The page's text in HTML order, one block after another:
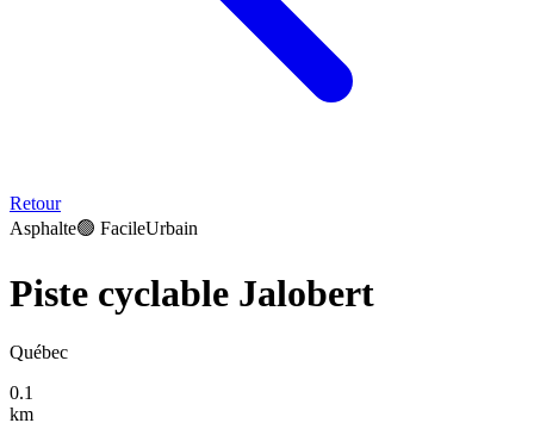
Retour
Asphalte🟢 FacileUrbain
Piste cyclable Jalobert
Québec
0.1
km